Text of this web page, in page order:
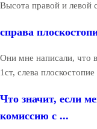
Высота правой и левой
справа
Они мне написали, что
1ст, слева
Что значит, если
комиссию с ...